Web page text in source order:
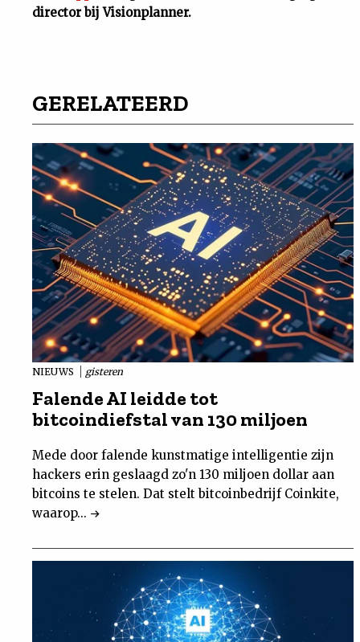
director bij Visionplanner.
GERELATEERD
NIEUWS gisteren
Falende AI leidde tot
bitcoindiefstal van 130 miljoen
Mede door falende kunstmatige intelligentie zijn
hackers erin geslaagd zo'n 130 miljoen dollar aan
bitcoins te stelen. Dat stelt bitcoinbedrijf Coinkite,
waarop...